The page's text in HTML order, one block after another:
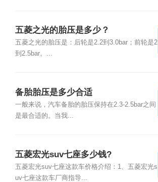
五菱之光的胎压是多少？
五菱之光的胎压是：后轮是2.2到3.0bar；前轮是2
到2.5bar。...
备胎胎压是多少合适
一般来说，汽车备胎的胎压保持在2.3-2.5bar之间
是最合适的。当我...
五菱宏光suv七座多少钱?
五菱宏光suv七座这款车价格介绍：1、五菱宏光s
uv七座这款车厂商指导...